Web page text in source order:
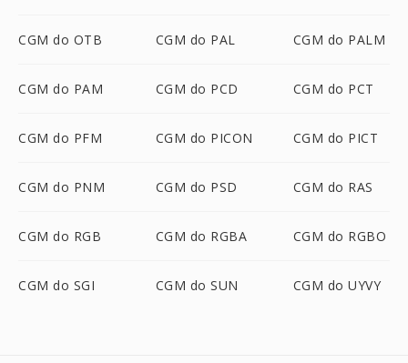
CGM do OTB CGM do PAL CGM do PALM
CGM do PAM CGM do PCD CGM do PCT
CGM do PFM CGM do PICON CGM do PICT
CGM do PNM CGM do PSD CGM do RAS
CGM do RGB CGM do RGBA CGM do RGBO
CGM do SGI CGM do SUN CGM do UYVY